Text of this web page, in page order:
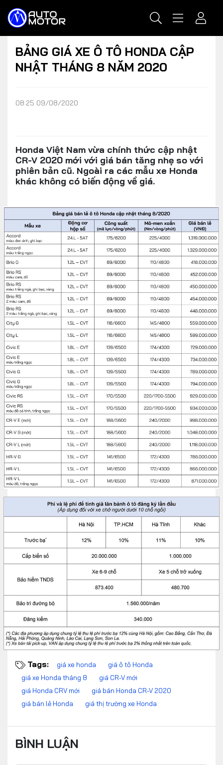
BẢNG GIÁ XE Ô TÔ HONDA CẬP
NHẬT THÁNG 8 NĂM 2020
08:25 09/08/2020
Honda Việt Nam vừa chính thức cập nhật
CR-V 2020 mới với giá bán tăng nhẹ so với
phiên bản cũ. Ngoài ra các mẫu xe Honda
khác không có biến động về giá.
Tags: giá xe honda
giá ô tô Honda
giá xe Honda tháng 8
giá CR-V mới
giá Honda CRV mới
giá bán Honda CR-V 2020
giá bán lẻ Honda
giá thị trường xe Honda
BÌNH LUẬN